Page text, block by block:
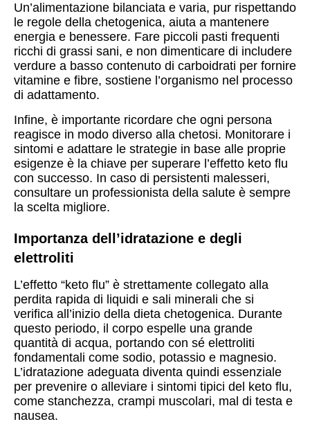
Un’alimentazione bilanciata e varia, pur rispettando
le regole della chetogenica, aiuta a mantenere
energia e benessere. Fare piccoli pasti frequenti
ricchi di grassi sani, e non dimenticare di includere
verdure a basso contenuto di carboidrati per fornire
vitamine e fibre, sostiene l’organismo nel processo
di adattamento.
Infine, è importante ricordare che ogni persona
reagisce in modo diverso alla chetosi. Monitorare i
sintomi e adattare le strategie in base alle proprie
esigenze è la chiave per superare l’effetto keto flu
con successo. In caso di persistenti malesseri,
consultare un professionista della salute è sempre
la scelta migliore.
Importanza dell’idratazione e degli
elettroliti
L’effetto “keto flu” è strettamente collegato alla
perdita rapida di liquidi e sali minerali che si
verifica all’inizio della dieta chetogenica. Durante
questo periodo, il corpo espelle una grande
quantità di acqua, portando con sé elettroliti
fondamentali come sodio, potassio e magnesio.
L’idratazione adeguata diventa quindi essenziale
per prevenire o alleviare i sintomi tipici del keto flu,
come stanchezza, crampi muscolari, mal di testa e
nausea.